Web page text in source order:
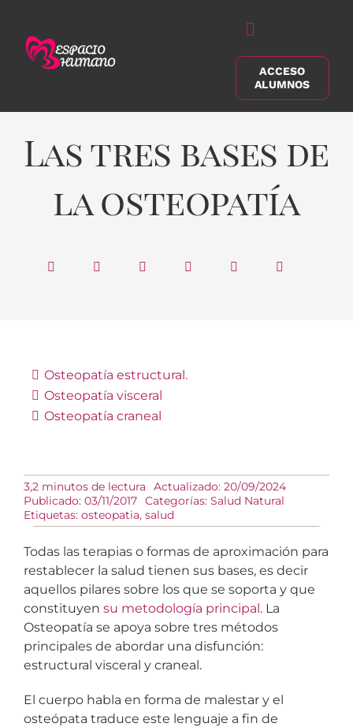
contenido
Alternar
navegación
Buscar:
ACCESO
ALUMNOS
Las tres bases de
la osteopatía
Osteopatía estructural.
Osteopatía visceral
Osteopatía craneal
3,2 minutos de lectura
Actualizado: 20/09/2024
Publicado: 03/11/2017 Categorías: Salud Natural
Etiquetas: osteopatia, salud
Todas las terapias o formas de aproximación para
restablecer la salud tienen sus bases, es decir
aquellos pilares sobre los que se soporta y que
constituyen su metodología principal. La
Osteopatía se apoya sobre tres métodos
principales de abordar una disfunción:
estructural visceral y craneal.
El cuerpo habla en forma de malestar y el
osteópata traduce este lenguaje a fin de